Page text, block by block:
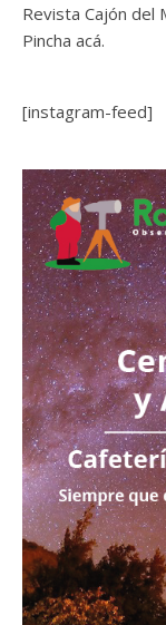
Revista Cajón del
Pincha acá.
[instagram-feed]